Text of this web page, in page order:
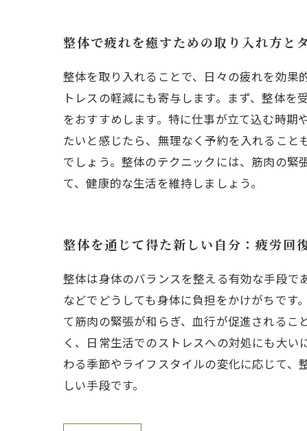
整体で疲れを癒すための取り入れ方と
整体を取り入れることで、日々の疲れを効果
トレスの軽減にも寄与します。まず、整体
をおすすめします。特に仕事が立て込む時期
たいと感じたら、無理なく予約を入れるこ
でしょう。整体のテクニックには、筋肉の
て、健康的な生活を維持しましょう。
整体を通じて得た新しい自分：疲労回
整体は身体のバランスを整える有効な手段で
などでどうしても身体に負担をかけがちです
て筋肉の緊張が和らぎ、血行が促進される
く、日常生活でのストレスへの対処にも大
わる季節やライフスタイルの変化に応じて
しい手段です。